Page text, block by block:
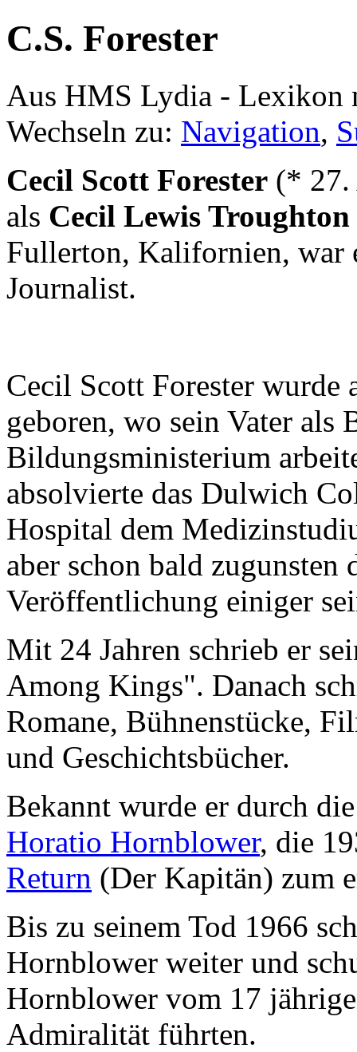
C.S. Forester
Aus HMS Lydia - Lexikon
Wechseln zu: Navigation,
Cecil Scott Forester (* 27.
als Cecil Lewis
Fullerton, Kalifornien, war
Journalist.
Cecil Scott Forester
geboren, wo sein Vater als
Bildungsministerium
absolvierte das Dulwich
Hospital dem
aber schon bald
Veröffentlichung einiger
Mit 24 Jahren schrieb er
Among Kings". Danach
Romane, Bühnenstücke,
und Geschichtsbücher.
Bekannt wurde er durch
Horatio Hornblower, die
Return (Der Kapitän) zum
Bis zu seinem Tod 1966
Hornblower weiter und
Hornblower vom 17
Admiralität führten.